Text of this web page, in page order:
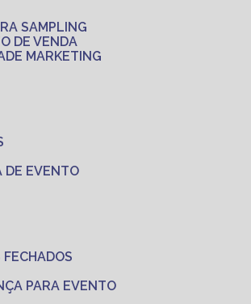
SAMPLING
DE VENDA
MARKETING
DE EVENTO
FECHADOS
PARA EVENTO